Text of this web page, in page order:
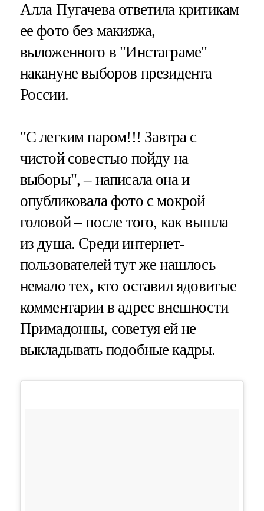
Алла Пугачева ответила критикам
ее фото без макияжа,
выложенного в "Инстаграме"
накануне выборов президента
России.
"С легким паром!!! Завтра с
чистой совестью пойду на
выборы", – написала она и
опубликовала фото с мокрой
головой – после того, как вышла
из душа. Среди интернет-
пользователей тут же нашлось
немало тех, кто оставил ядовитые
комментарии в адрес внешности
Примадонны, советуя ей не
выкладывать подобные кадры.